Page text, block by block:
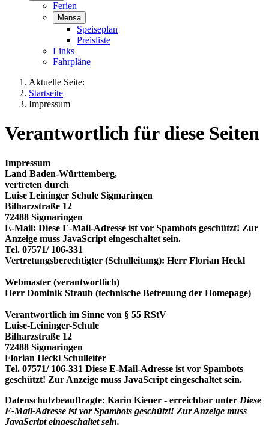
Ferien
Mensa
Speiseplan
Preisliste
Links
Fahrpläne
Aktuelle Seite:
Startseite
Impressum
Verantwortlich für diese Seiten
Impressum
Land Baden-Württemberg,
vertreten durch
Luise Leininger Schule Sigmaringen
Bilharzstraße 12
72488 Sigmaringen
E-Mail: Diese E-Mail-Adresse ist vor Spambots geschützt! Zur
Anzeige muss JavaScript eingeschaltet sein.
Tel. 07571/ 106-331
Vertretungsberechtigter (Schulleitung): Herr Florian Heckl
Webmaster (verantwortlich)
Herr Dominik Straub (technische Betreuung der Homepage)
Verantwortlich im Sinne von § 55 RStV
Luise-Leininger-Schule
Bilharzstraße 12
72488 Sigmaringen
Florian Heckl Schulleiter
Tel. 07571/ 106-331 Diese E-Mail-Adresse ist vor Spambots
geschützt! Zur Anzeige muss JavaScript eingeschaltet sein.
Datenschutzbeauftragte: Karin Kiener - erreichbar unter Diese
E-Mail-Adresse ist vor Spambots geschützt! Zur Anzeige muss
JavaScript eingeschaltet sein.